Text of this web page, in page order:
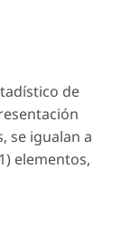
de
se igualan a
elementos,